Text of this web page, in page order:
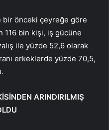
bir önceki çeyreğe göre
116 bin kişi, iş gücüne
ile yüzde 52,6 olarak
erkeklerde yüzde 70,5,
ARINDIRILMIŞ